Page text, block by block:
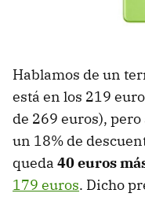
Hablamos de un
está en los 219
de 269 euros),
un 18% de
queda 40 euros
179 euros. Dicho